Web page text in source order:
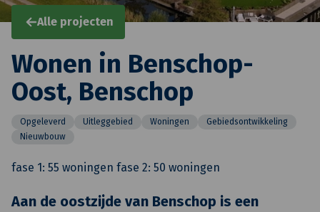
Alle projecten
Wonen in Benschop-
Oost, Benschop
Opgeleverd Uitleggebied Woningen
Gebiedsontwikkeling
Nieuwbouw
fase 1: 55 woningen fase 2: 50 woningen
Aan de oostzijde van Benschop is een